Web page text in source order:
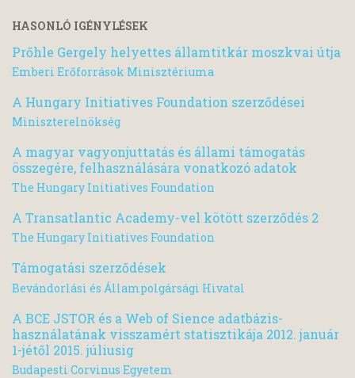
HASONLÓ IGÉNYLÉSEK
Prőhle Gergely helyettes államtitkár moszkvai útja
Emberi Erőforrások Minisztériuma
A Hungary Initiatives Foundation szerződései
Miniszterelnökség
A magyar vagyonjuttatás és állami támogatás
összegére, felhasználására vonatkozó adatok
The Hungary Initiatives Foundation
A Transatlantic Academy-vel kötött szerződés 2
The Hungary Initiatives Foundation
Támogatási szerződések
Bevándorlási és Állampolgársági Hivatal
A BCE JSTOR és a Web of Sience adatbázis-
használatának visszamért statisztikája 2012. január
1-jétől 2015. júliusig
Budapesti Corvinus Egyetem